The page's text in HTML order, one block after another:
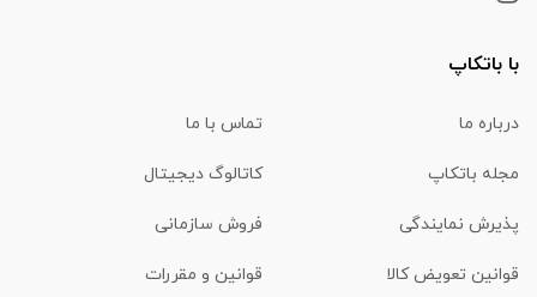
با باتکاپ
درباره ما تماس با ما
مجله باتکاپ کاتالوگ دیجیتال
پذیرش نمایندگی فروش سازمانی
قوانین تعویض کالا قوانین و مقررات